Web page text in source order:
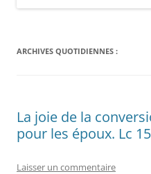
ARCHIVES QUOTIDIENNES :
La joie de la
pour les époux. Lc
Laisser un commentaire